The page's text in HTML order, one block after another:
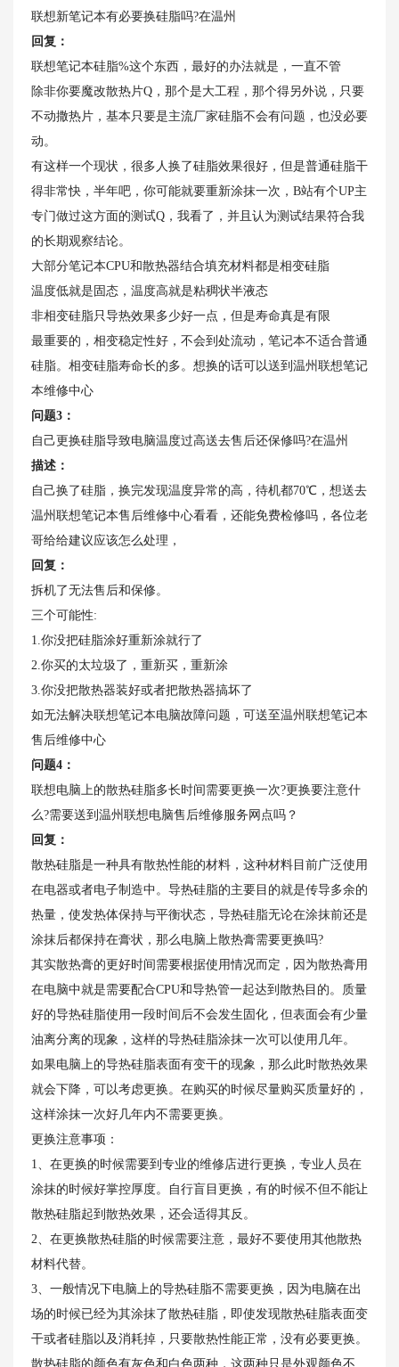
联想新笔记本有必要换硅脂吗?在温州
回复：
联想笔记本硅脂%这个东西，最好的办法就是，一直不管
除非你要魔改散热片Q，那个是大工程，那个得另外说，只要
不动撒热片，基本只要是主流厂家硅脂不会有问题，也没必要
动。
有这样一个现状，很多人换了硅脂效果很好，但是普通硅脂干
得非常快，半年吧，你可能就要重新涂抹一次，B站有个UP主
专门做过这方面的测试Q，我看了，并且认为测试结果符合我
的长期观察结论。
大部分笔记本CPU和散热器结合填充材料都是相变硅脂
温度低就是固态，温度高就是粘稠状半液态
非相变硅脂只导热效果多少好一点，但是寿命真是有限
最重要的，相变稳定性好，不会到处流动，笔记本不适合普通
硅脂。相变硅脂寿命长的多。想换的话可以送到温州联想笔记
本维修中心
问题3：
自己更换硅脂导致电脑温度过高送去售后还保修吗?在温州
描述：
自己换了硅脂，换完发现温度异常的高，待机都70℃，想送去
温州联想笔记本售后维修中心看看，还能免费检修吗，各位老
哥给给建议应该怎么处理，
回复：
拆机了无法售后和保修。
三个可能性:
1.你没把硅脂涂好重新涂就行了
2.你买的太垃圾了，重新买，重新涂
3.你没把散热器装好或者把散热器搞坏了
如无法解决联想笔记本电脑故障问题，可送至温州联想笔记本
售后维修中心
问题4：
联想电脑上的散热硅脂多长时间需要更换一次?更换要注意什
么?需要送到温州联想电脑售后维修服务网点吗？
回复：
散热硅脂是一种具有散热性能的材料，这种材料目前广泛使用
在电器或者电子制造中。导热硅脂的主要目的就是传导多余的
热量，使发热体保持与平衡状态，导热硅脂无论在涂抹前还是
涂抹后都保持在膏状，那么电脑上散热膏需要更换吗?
其实散热膏的更好时间需要根据使用情况而定，因为散热膏用
在电脑中就是需要配合CPU和导热管一起达到散热目的。质量
好的导热硅脂使用一段时间后不会发生固化，但表面会有少量
油离分离的现象，这样的导热硅脂涂抹一次可以使用几年。
如果电脑上的导热硅脂表面有变干的现象，那么此时散热效果
就会下降，可以考虑更换。在购买的时候尽量购买质量好的，
这样涂抹一次好几年内不需要更换。
更换注意事项：
1、在更换的时候需要到专业的维修店进行更换，专业人员在
涂抹的时候好掌控厚度。自行盲目更换，有的时候不但不能让
散热硅脂起到散热效果，还会适得其反。
2、在更换散热硅脂的时候需要注意，最好不要使用其他散热
材料代替。
3、一般情况下电脑上的导热硅脂不需要更换，因为电脑在出
场的时候已经为其涂抹了散热硅脂，即使发现散热硅脂表面变
干或者硅脂以及消耗掉，只要散热性能正常，没有必要更换。
散热硅脂的颜色有灰色和白色两种，这两种只是外观颜色不